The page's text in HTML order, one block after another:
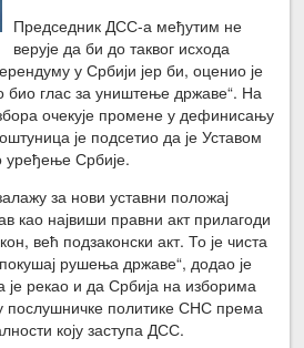
Председник ДСС-а међутим не
верује да би до таквог исхода
у Србији јер би, оценио је
био глас за уништење државе“. На
очекује промене у дефинисању
је подсетио да је Уставом
уређење Србије.
за нови уставни положај
као највиши правни акт прилагоди
већ подзаконски акт. То је чиста
рушења државе“, додао је
рекао и да Србија на изборима
послушничке политике СНС према
коју заступа ДСС.